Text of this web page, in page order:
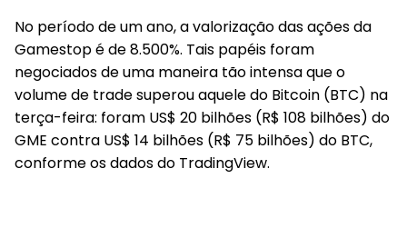
No período de um ano, a valorização das ações da
Gamestop é de 8.500%. Tais papéis foram
negociados de uma maneira tão intensa que o
volume de trade superou aquele do Bitcoin (BTC) na
terça-feira: foram US$ 20 bilhões (R$ 108 bilhões) do
GME contra US$ 14 bilhões (R$ 75 bilhões) do BTC,
conforme os dados do TradingView.